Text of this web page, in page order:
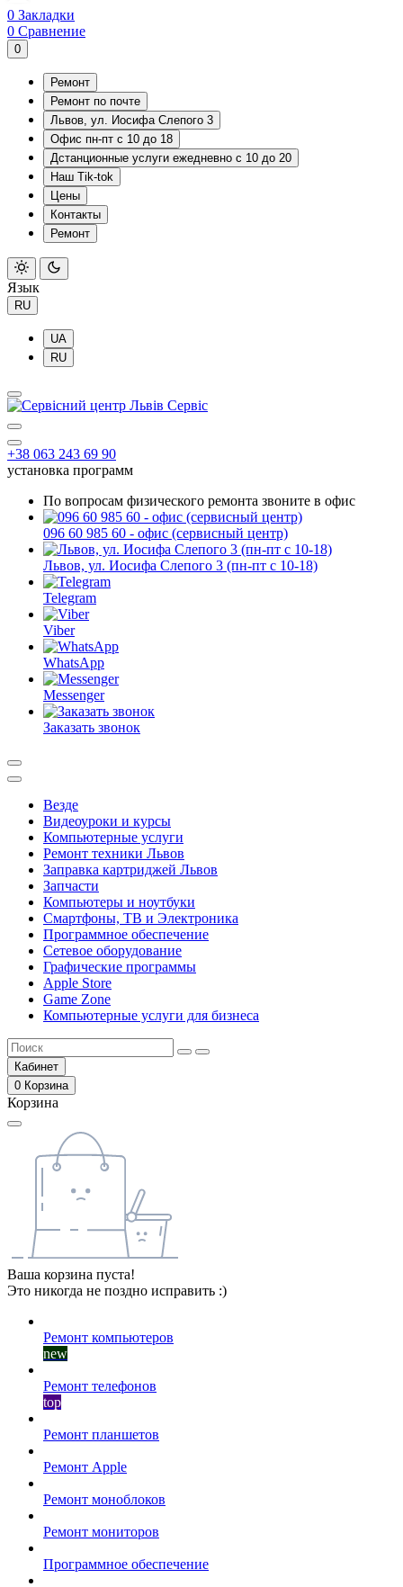
0 Закладки
0 Сравнение
0
Ремонт
Ремонт по почте
Львов, ул. Иосифа Слепого 3
Офис пн-пт с 10 до 18
Дстанционные услуги ежедневно с 10 до 20
Наш Tik-tok
Цены
Контакты
Ремонт
Язык
RU
UA
RU
+38 063 243 69 90
установка программ
По вопросам физического ремонта звоните в офис
096 60 985 60 - офис (сервисный центр)
Львов, ул. Иосифа Слепого 3 (пн-пт с 10-18)
Telegram
Viber
WhatsApp
Messenger
Заказать звонок
Везде
Видеоуроки и курсы
Компьютерные услуги
Ремонт техники Львов
Заправка картриджей Львов
Запчасти
Компьютеры и ноутбуки
Смартфоны, ТВ и Электроника
Программное обеспечение
Сетевое оборудование
Графические программы
Apple Store
Game Zone
Компьютерные услуги для бизнеса
Кабинет
0 Корзина
Корзина
Ваша корзина пуста!
Это никогда не поздно исправить :)
Ремонт компьютеров
new
Ремонт телефонов
top
Ремонт планшетов
Ремонт Apple
Ремонт моноблоков
Ремонт мониторов
Программное обеспечение